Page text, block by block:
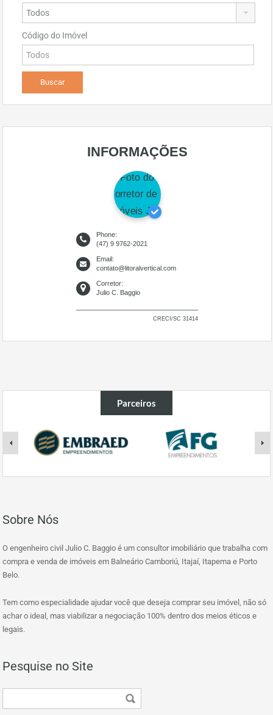
Código do Imóvel
INFORMAÇÕES
Phone:
(47) 9 9762-2021
Email:
contato@litoralvertical.com
Corretor:
Julio C. Baggio
CRECI/SC 31414
Parceiros
Sobre Nós
O engenheiro civil Julio C. Baggio é um consultor imobiliário que trabalha com
compra e venda de imóveis em Balneário Camboriú, Itajaí, Itapema e Porto
Belo.
Tem como especialidade ajudar você que deseja comprar seu imóvel, não só
achar o ideal, mas viabilizar a negociação 100% dentro dos meios éticos e
legais.
Pesquise no Site